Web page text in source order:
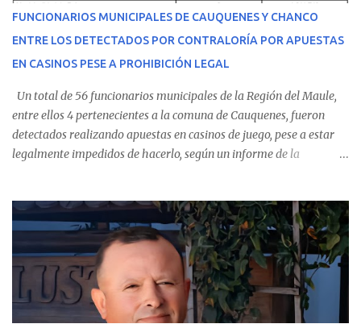
recibir atención especializada en el centro de destino. Apenas se
conoció la gravedad de su condición, sus padres —residentes en
Villarrica— se trasladaron a Cauquenes con la esperanza de una
evolución favorable. No obstante, alrededo...
FUNCIONARIOS MUNICIPALES DE CAUQUENES Y CHANCO
ENTRE LOS DETECTADOS POR CONTRALORÍA POR APUESTAS
EN CASINOS PESE A PROHIBICIÓN LEGAL
Un total de 56 funcionarios municipales de la Región del Maule,
entre ellos 4 pertenecientes a la comuna de Cauquenes, fueron
detectados realizando apuestas en casinos de juego, pese a estar
legalmente impedidos de hacerlo, según un informe de la
estableció que estos funcionarios —quienes administran o
custodian fondos públicos— efectuaron transacciones por un
monto total de $116.075.918 entre enero de 2024 y junio de 2025.
En el detalle regional, se indica que en la comuna de Cauquenes se
identificó a cuatro funcionarios involucrados en este tipo de
operaciones. Asimismo, se precisa que uno de los casos